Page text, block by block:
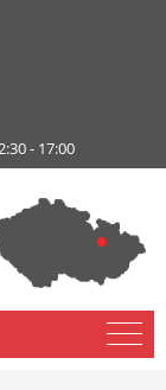
- 17:00